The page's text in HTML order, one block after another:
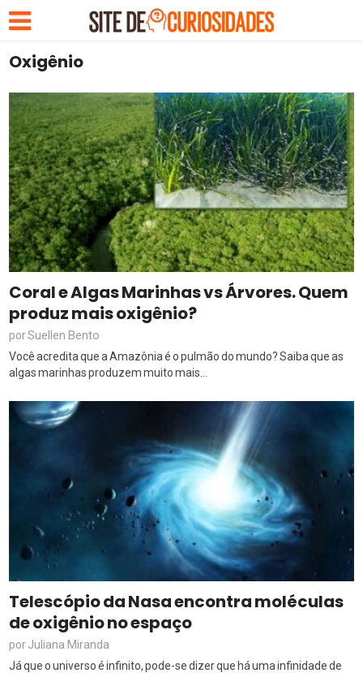
Oxigênio
Coral e Algas Marinhas vs Árvores. Quem
produz mais oxigênio?
porSuellen Bento
Você acredita que a Amazônia é o pulmão do mundo? Saiba que as
algas marinhas produzem muito mais...
Telescópio da Nasa encontra moléculas
de oxigênio no espaço
porJuliana Miranda
Já que o universo é infinito, pode-se dizer que há uma infinidade de